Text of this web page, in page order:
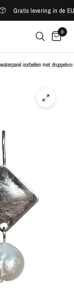
Gratis levering in de EU
0
oorbellen met